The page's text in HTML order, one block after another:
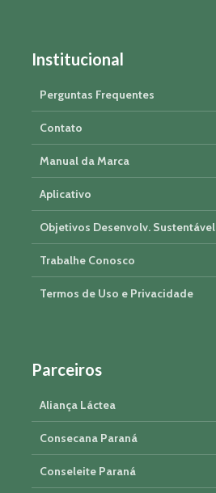
Institucional
Perguntas Frequentes
Contato
Manual da Marca
Aplicativo
Objetivos Desenvolv. Sustentável
Trabalhe Conosco
Termos de Uso e Privacidade
Parceiros
Aliança Láctea
Consecana Paraná
Conseleite Paraná